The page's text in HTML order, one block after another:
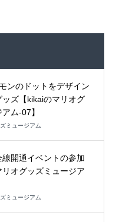
ンのドットをデザイン
ッズ【kikaiのマリオグ
ム-07】
ミュージアム
開通イベントの参加
オグッズミュージア
ミュージアム